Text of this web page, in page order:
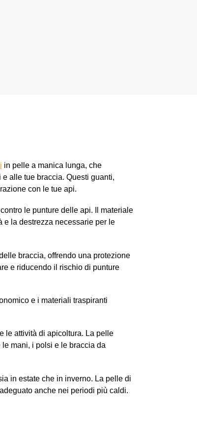
in pelle a manica lunga, che
alle tue braccia. Questi guanti,
con le tue api.
le punture delle api. Il materiale
e la destrezza necessarie per le
braccia, offrendo una protezione
e riducendo il rischio di punture
e i materiali traspiranti
le attività di apicoltura. La pelle
mani, i polsi e le braccia da
in estate che in inverno. La pelle di
anche nei periodi più caldi.